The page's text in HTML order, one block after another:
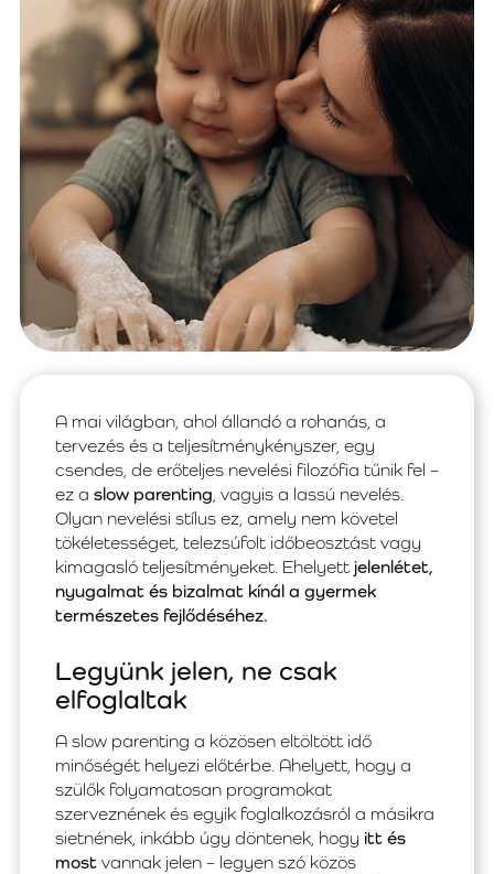
A mai világban, ahol állandó a rohanás, a
tervezés és a teljesítménykényszer, egy
csendes, de erőteljes nevelési filozófia tűnik fel –
ez a slow parenting, vagyis a lassú nevelés.
Olyan nevelési stílus ez, amely nem követel
tökéletességet, telezsúfolt időbeosztást vagy
kimagasló teljesítményeket. Ehelyett jelenlétet,
nyugalmat és bizalmat kínál a gyermek
természetes fejlődéséhez.
Legyünk jelen, ne csak
elfoglaltak
A slow parenting a közösen eltöltött idő
minőségét helyezi előtérbe. Ahelyett, hogy a
szülők folyamatosan programokat
szerveznének és egyik foglalkozásról a másikra
sietnének, inkább úgy döntenek, hogy itt és
most vannak jelen – legyen szó közös